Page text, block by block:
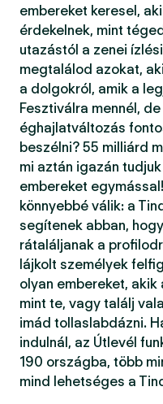
embereket keresel,
érdekelnek, mint
utazástól a zenei
megtalálod azokat,
a dolgokról, amik a
Fesztiválra mennél,
éghajlatváltozás
beszélni? 55 milliárd
mi aztán igazán
embereket
könnyebbé válik: a
segítenek abban,
rátaláljanak a
lájkolt személyek
olyan embereket,
mint te, vagy találj
imád tollaslabdázni.
indulnál, az Útlevél
190 országba, több
mind lehetséges a